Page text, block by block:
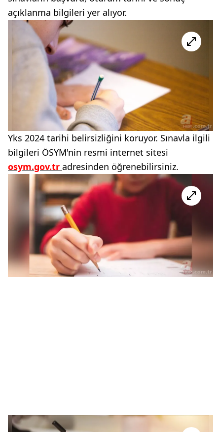
açıklanma bilgileri yer alıyor.
Yks 2024 tarihi belirsizliğini koruyor. Sınavla ilgili
bilgileri ÖSYM'nin resmi internet sitesi
osym.gov.tr adresinden öğrenebilirsiniz.